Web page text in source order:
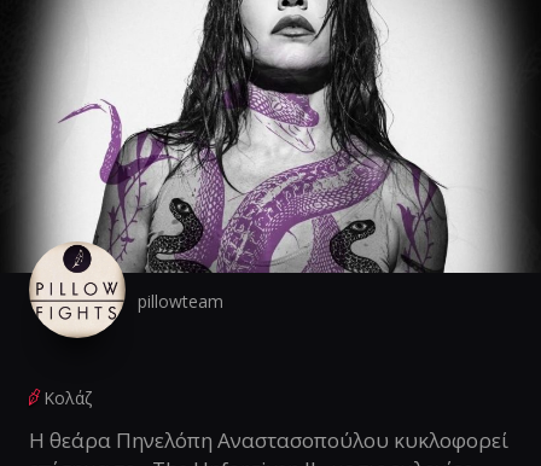
pillowteam
Κολάζ
Η θεάρα Πηνελόπη Αναστασοπούλου κυκλοφορεί